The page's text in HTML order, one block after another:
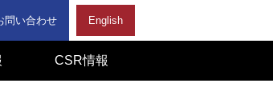
問い合わせ English
CSR情報